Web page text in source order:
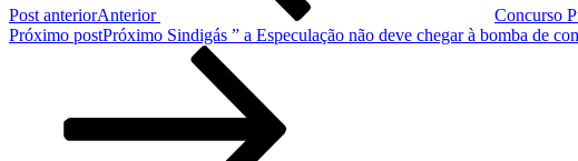
Post anteriorAnterior
Concurso
Próximo postPróximo Sindigás ” a Especulação não deve chegar à bomba de